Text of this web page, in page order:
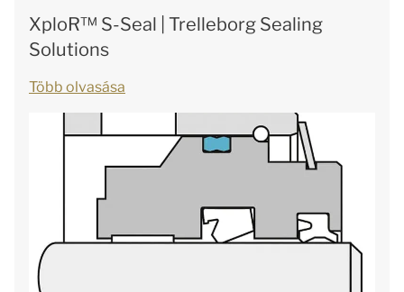
XploR™ S-Seal | Trelleborg Sealing
Solutions
Több olvasása